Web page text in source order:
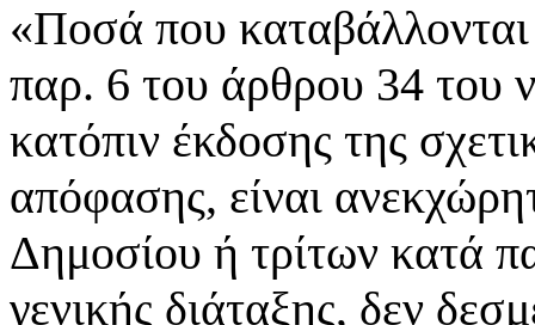
«Ποσά που
παρ. 6 του άρθρου 34 του
κατόπιν έκδοσης της
απόφασης, είναι
Δημοσίου ή τρίτων κατά
γενικής διάταξης, δεν